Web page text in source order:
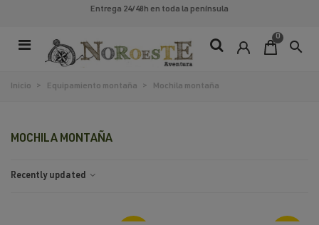
Entrega 24/48h en toda la península
0
search
Inicio > Equipamiento montaña > Mochila montaña
MOCHILA MONTAÑA
Recently updated